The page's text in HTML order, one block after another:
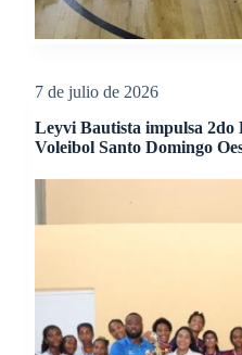
7 de julio de 2026
Leyvi Bautista impulsa 2do
Voleibol Santo Domingo